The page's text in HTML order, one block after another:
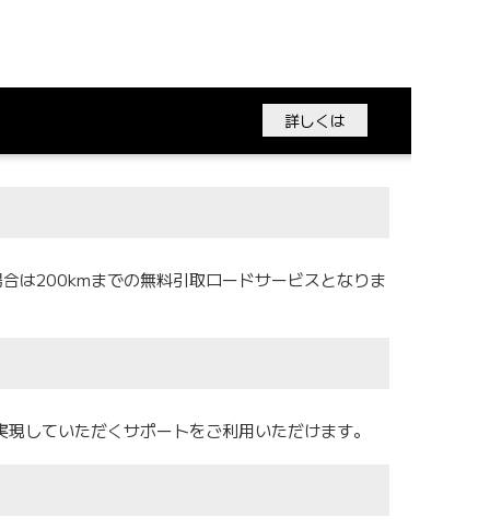
詳しくは
は200kmまでの無料引取ロードサービスとなりま
していただくサポートをご利用いただけます。